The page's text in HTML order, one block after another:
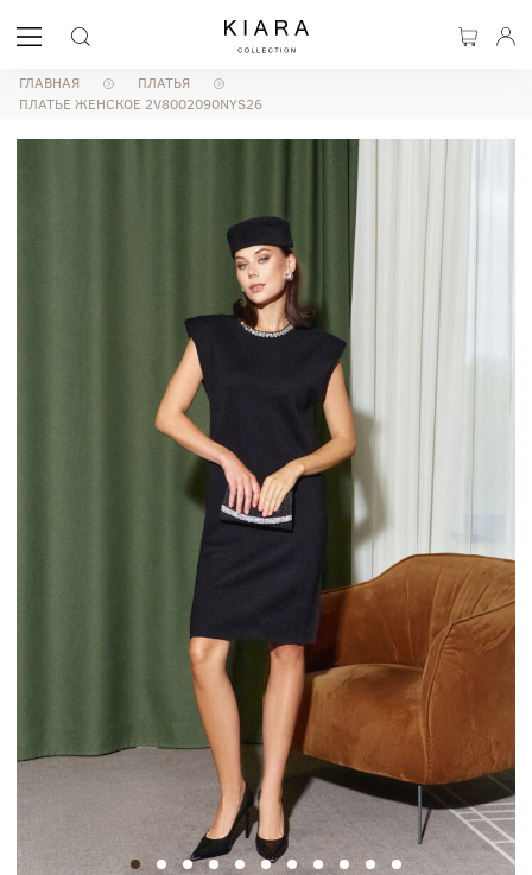
ГЛАВНАЯ
ПЛАТЬЯ
ПЛАТЬЕ ЖЕНСКОЕ 2V8002090NYS26